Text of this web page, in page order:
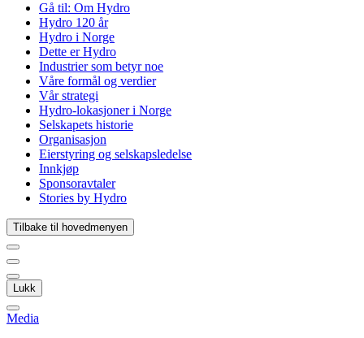
Gå til: Om Hydro
Hydro 120 år
Hydro i Norge
Dette er Hydro
Industrier som betyr noe
Våre formål og verdier
Vår strategi
Hydro-lokasjoner i Norge
Selskapets historie
Organisasjon
Eierstyring og selskapsledelse
Innkjøp
Sponsoravtaler
Stories by Hydro
Tilbake til hovedmenyen
Lukk
Media